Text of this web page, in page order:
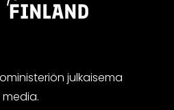
julkaisema